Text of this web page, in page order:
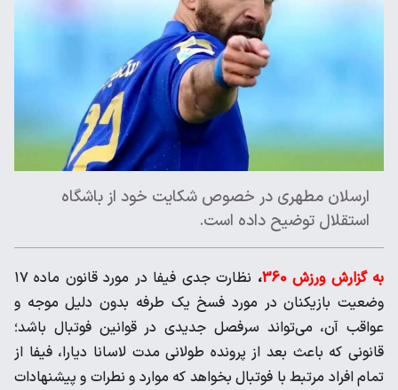
ارسلان مطهری در خصوص شکایت خود از باشگاه
استقلال توضیح داده است.
به گزارش ورزش 360 ،
نظارت جدی فیفا در مورد قانون ماده ١٧
وضعیت بازیکنان در مورد فسخ یک طرفه بدون دلیل موجه و
عواقب آن، می‌تواند سرفصل جدیدی در قوانین فوتبال باشد؛
قانونی که باعث بعد از پرونده طولانی مدت لاسانا دیارا، فیفا از
تمام افراد مرتبط با فوتبال بخواهد که موارد و نطرات و پیشنهادات